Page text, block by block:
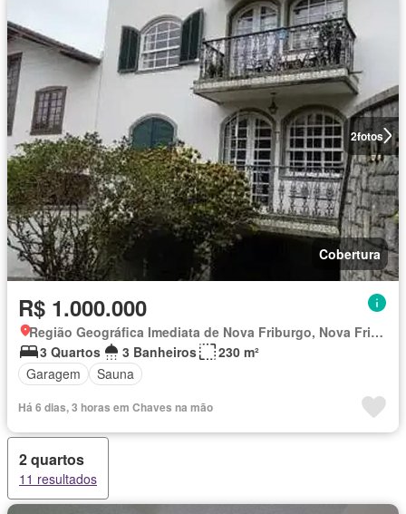
2fotos
Cobertura
R$ 1.000.000
Região Geográfica Imediata de Nova Friburgo, Nova Friburgo
3 Quartos
3 Banheiros
230 m²
Garagem
Sauna
Há 6 dias, 3 horas em Chaves na mão
2 quartos
11 resultados